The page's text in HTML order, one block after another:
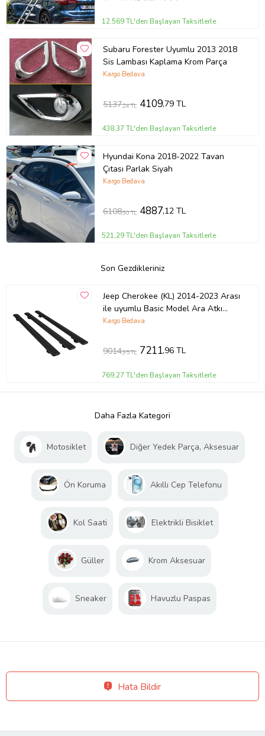
12.569 TL'den Başlayan Taksitlerle
Subaru Forester Uyumlu 2013 2018
Sis Lambası Kaplama Krom Parça
Kargo Bedava
5137,24 TL 4109,79 TL
438,37 TL'den Başlayan Taksitlerle
Hyundai Kona 2018-2022 Tavan
Çıtası Parlak Siyah
Kargo Bedava
6108,90 TL 4887,12 TL
521,29 TL'den Başlayan Taksitlerle
Son Gezdikleriniz
Jeep Cherokee (KL) 2014-2023 Arası
ile uyumlu Basic Model Ara Atkı
Tavan Barı SİYAH 3 ADET
Kargo Bedava
9014,95 TL 7211,96 TL
769,27 TL'den Başlayan Taksitlerle
Daha Fazla Kategori
Motosiklet Diğer Yedek Parça, Aksesuar
Ön Koruma Akıllı Cep Telefonu
Kol Saati Elektrikli Bisiklet
Güller Krom Aksesuar
Sneaker Havuzlu Paspas
Hata Bildir